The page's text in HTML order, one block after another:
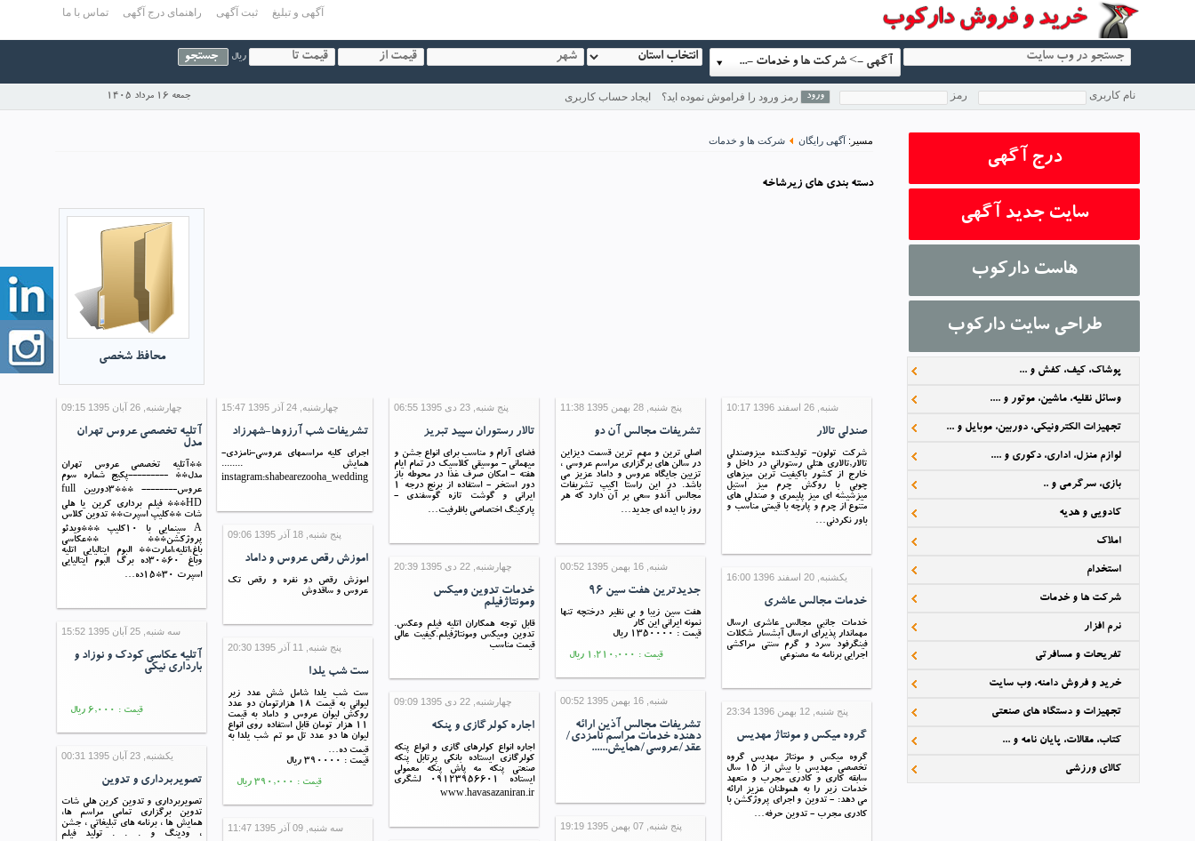
آگهی و تبلیغ ثبت آگهی راهنمای درج آگهی تماس با ما
آگهی -> شرکت ها و خدمات -> مراسم,تشریفات و مهمانی ریال
جمعه 16 مرداد 1405 نام کاربری رمز رمز ورود را فراموش نموده اید؟ ایجاد حساب کاربری
مسیر: آگهی رایگان شرکت ها و خدمات
دسته بندي هاي زيرشاخه
محافظ شخصی
شنبه, 26 اسفند 1396 10:17
صندلی تالار
شرکت تولون- توليدکننده ميزوصندلي
تالار,تالاري هتلي رستوراني در داخل و
خارج از کشور باکيفيت ترين ميزهاي
چوبي با روکش چرم ميز استيل
ميزشيشه اي ميز پليمري و صندلي هاي
متنوع از چرم و پارچه با قيمتي مناسب و
باور نکردني…
یکشنبه, 20 اسفند 1396 16:00
خدمات مجالس عاشری
خدمات جانبی مجالس عاشری ارسال
مهماندار پذیرای ارسال آبشسار شکلات
فینگرفود سرد و گرم سنتی مراکشی
اجرایی برنامه مه مصنوعی
پنج شنبه, 12 بهمن 1396 23:34
گروه میکس و مونتاژ مهدیس
گروه میکس و مونتاژ مهدیس گروه
تخصصی مهدیس با بیش از 15 سال
سابقه کاری و کادری مجرب و متعهد
خدمات زیر را به هموطنان عزیز ارائه
می دهد: - تدوین و اجرای پروژکشن با
کادری مجرب - تدوین حرفه…
پنج شنبه, 28 بهمن 1395 11:38
تشریفات مجالس آن دو
اصلی ترین و مهم ترین قسمت دیزاین
در سالن های برگزاری مراسم عروسی ،
تزیین جایگاه عروس و داماد عزیز می
باشد. در این راستا اکیپ تشریفات
مجالس آندو سعی بر آن دارد که هر
روز با ایده ای جدید…
شنبه, 16 بهمن 1395 00:52
جدیدترین هفت سین ۹۶
هفت سین زیبا و بی نظیر درختچه تنها
نمونه ایرانی این کار
قیمت : 1350000 ریال
قیمت : 1,210,000 ریال
شنبه, 16 بهمن 1395 00:52
تشریفات مجالس آذین ارائه
دهنده خدمات مراسم نامزدی/
عقد/عروسی/همایش......
پنج شنبه, 07 بهمن 1395 19:19
پنج شنبه, 23 دی 1395 06:55
تالار رستوران سپید تبریز
فضای آرام و مناسب برای انواع جشن و
میهمانی - موسیقی کلاسیک در تمام ایام
هفته - امکان صرف غذا در محوطه باز
دور استخر - استفاده از برنج درجه 1
ایرانی و گوشت تازه گوسفندی -
پارکینگ اختصاصی باظرفیت…
چهارشنبه, 22 دی 1395 20:39
خدمات تدوین ومیکس
ومونتاژفیلم
قابل توجه همکاران اتلیه فیلم وعکس.
تدوین ومیکس ومونتاژفیلم.کیفیت عالی
قیمت مناسب
چهارشنبه, 22 دی 1395 09:09
اجاره کولرگازی و پنکه
اجاره انواع کولرهای گازی و انواع پنکه
کولرگازی ایستاده بانکی پرتابل پنکه
صنعتی پنکه مه پاش پنکه معمولی
ایستاده 09123956601 لشگری
www.havasazaniran.ir
چهارشنبه, 24 آذر 1395 15:47
تشریفات شب آرزوها-شهرزاد
اجرای کلیه مراسمهای عروسی-نامزدی-
همایش ........
instagram:shabearezooha_wedding
پنج شنبه, 18 آذر 1395 09:06
اموزش رقص عروس و داماد
اموزش رقص دو نفره و رقص تك
عروس و ساقدوش
پنج شنبه, 11 آذر 1395 20:30
ست شب یلدا
ست شب یلدا شامل شش عدد زیر
لیوانی به قیمت 18 هزارتومان دو عدد
روکش لیوان عروس و داماد به قیمت
11 هزار تومان قابل استفاده روی انواع
لیوان ها دو عدد تل مو تم شب یلدا به
قیمت ده…
قیمت : 390000 ریال
قیمت : 390,000 ریال
سه شنبه, 09 آذر 1395 11:47
چهارشنبه, 26 آبان 1395 09:15
آتلیه تخصصی عروس تهران
مدل
**آتلیه تخصصی عروس تهران
مدل** ---------پکیج شماره سوم
عروس-------- ***3دوربین full
HD*** فیلم برداری کرین یا هلی
شات **کلیپ اسپرت** تدوین کلاس
A سینمایی با 10کلیپ ***ویدئو
پروژکشن*** **عکاسی
باغ،اتلیه،امارت** البوم ایتالیایی اتلیه
وباغ 60*30ده برگ البوم ایتالیایی
اسپرت 30*15ده…
سه شنبه, 25 آبان 1395 15:52
آتلیه عکاسی کودک و نوزاد و
بارداری نیکی
قیمت : 6,000 ریال
یکشنبه, 23 آبان 1395 00:31
تصویربرداری و تدوین
تصویربرداری و تدوین کرین هلی شات
تدوین برگزاری تمامی مراسم ها،
همایش ها ، برنامه های تبلیغاتی ، جشن
، ودینگ و . . . تولید فیلم
درج آگهی
سایت جدید آگهی
هاست دارکوب
طراحی سایت دارکوب
پوشاک، کیف، کفش و ...
وسائل نقلیه، ماشین، موتور و ....
تجهیزات الکترونیکی، دوربین، موبایل و ...
لوازم منزل، اداری، دکوری و ....
بازی، سرگرمی و ..
کادویی و هدیه
املاک
استخدام
شرکت ها و خدمات
نرم افزار
تفریحات و مسافرتی
خرید و فروش دامنه، وب سایت
تجهیزات و دستگاه های صنعتی
کتاب، مقالات، پایان نامه و ...
کالای ورزشی